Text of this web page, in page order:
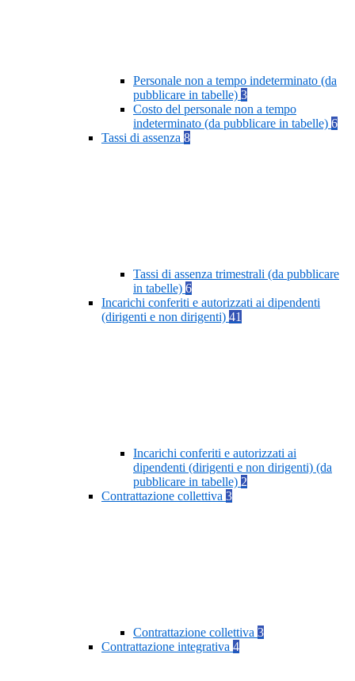
Personale non a tempo indeterminato (da
pubblicare in tabelle) 3
Costo del personale non a tempo
indeterminato (da pubblicare in tabelle) 6
Tassi di assenza 8
Tassi di assenza trimestrali (da pubblicare
in tabelle) 6
Incarichi conferiti e autorizzati ai dipendenti
(dirigenti e non dirigenti) 41
Incarichi conferiti e autorizzati ai
dipendenti (dirigenti e non dirigenti) (da
pubblicare in tabelle) 2
Contrattazione collettiva 3
Contrattazione collettiva 3
Contrattazione integrativa 4